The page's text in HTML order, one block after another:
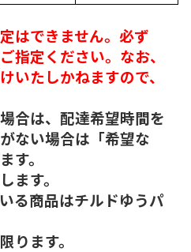
はできません。必ず
指定ください。なお、
いたしかねますので、
合は、配達希望時間を
ない場合は「希望な
す。
ます。
る商品はチルドゆうパ
ります。